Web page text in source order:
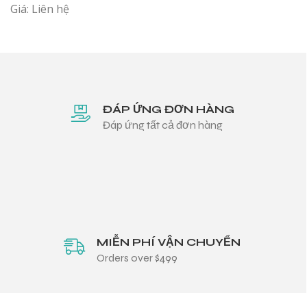
Giá: Liên hệ
ĐÁP ỨNG ĐƠN HÀNG
Đáp ứng tất cả đơn hàng
MIỄN PHÍ VẬN CHUYỂN
Orders over $499